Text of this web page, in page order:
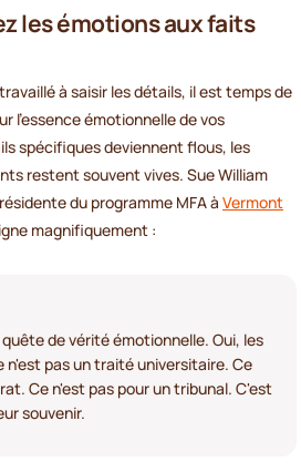
les émotions aux faits
à saisir les détails, il est temps de
l'essence émotionnelle de vos
spécifiques deviennent flous, les
restent souvent vives. Sue William
du programme MFA à Vermont
magnifiquement :
de vérité émotionnelle. Oui, les
pas un traité universitaire. Ce
Ce n'est pas pour un tribunal. C'est
souvenir.